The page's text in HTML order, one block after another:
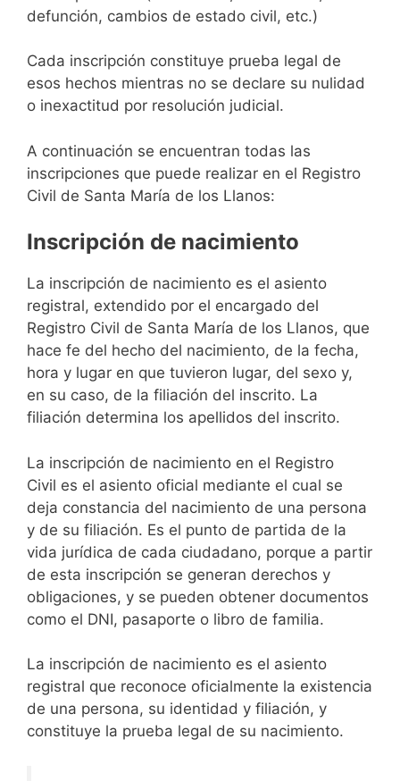
defunción, cambios de estado civil, etc.)
Cada inscripción constituye prueba legal de
esos hechos mientras no se declare su nulidad
o inexactitud por resolución judicial.
A continuación se encuentran todas las
inscripciones que puede realizar en el Registro
Civil de Santa María de los Llanos:
Inscripción de nacimiento
La inscripción de nacimiento es el asiento
registral, extendido por el encargado del
Registro Civil de Santa María de los Llanos, que
hace fe del hecho del nacimiento, de la fecha,
hora y lugar en que tuvieron lugar, del sexo y,
en su caso, de la filiación del inscrito. La
filiación determina los apellidos del inscrito.
La inscripción de nacimiento en el Registro
Civil es el asiento oficial mediante el cual se
deja constancia del nacimiento de una persona
y de su filiación. Es el punto de partida de la
vida jurídica de cada ciudadano, porque a partir
de esta inscripción se generan derechos y
obligaciones, y se pueden obtener documentos
como el DNI, pasaporte o libro de familia.
La inscripción de nacimiento es el asiento
registral que reconoce oficialmente la existencia
de una persona, su identidad y filiación, y
constituye la prueba legal de su nacimiento.